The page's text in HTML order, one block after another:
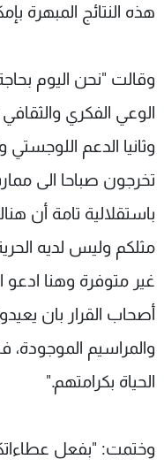
هذه النتائج المبهرة
وقالت "نحن اليوم
الوعي الفكري
وثانيا الدعم
تخرجون صباحا الى
باستقلالية تامة أن
مثلكم وليس لديه
غير متوفرة وهنا
أصحاب القرار بان
والمراسيم
الحياة بكرامتهم."
وختمت: "بفعل